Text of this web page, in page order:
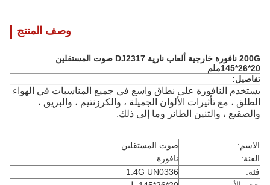
وصف المنتج
200G نافورة خارجية ألعاب نارية DJ2317 صوت المستقلين
20*26*145ملم
تفاصيل:
يستخدم النافورة على نطاق واسع في جميع المناسبات في الهواء
الطلق ، مع تأثيرات الألوان الجميلة ، والكرزنتيم ، والبريق ،
والصقيع ، والتنين الطائر وما إلى ذلك.
الاسم:
صوت المستقلين
الفئة:
نافورة
فئة:
1.4G UN0336